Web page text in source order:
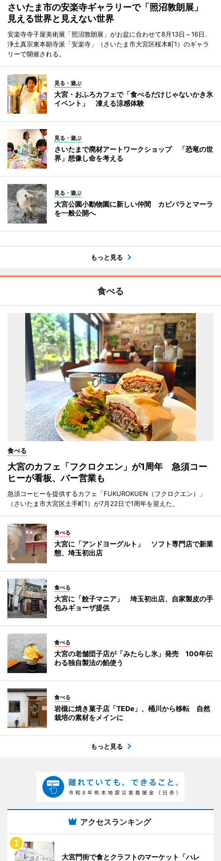
さいたま市の安楽寺ギャラリーで「照沼敦朗展」
見える世界と見えない世界
安楽寺寺子屋美術展「照沼敦朗展」がお盆に合わせて8月13日～16日、
浄土真宗東本願寺派「安楽寺」（さいたま市大宮区桜木町1）のギャラ
リーで開催される。
見る・遊ぶ
大宮・おふろカフェで「食べるだけじゃないかき氷
イベント」 凍える涼感体験
見る・遊ぶ
さいたまで廃材アートワークショップ 「恐竜の世
界」想像し命を考える
見る・遊ぶ
大宮公園小動物園に新しい仲間 カピバラとマーラ
を一般公開へ
もっと見る
食べる
食べる
大宮のカフェ「フクロクエン」が1周年 急須コー
ヒーが看板、バー営業も
急須コーヒーを提供するカフェ「FUKUROKUEN（フクロクエン）」
（さいたま市大宮区土手町1）が7月22日で1周年を迎えた。
食べる
大宮に「アンドヨーグルト」 ソフト専門店で新業
態、埼玉初出店
食べる
大宮に「餃子マニア」 埼玉初出店、自家製皮の手
包みギョーザ提供
食べる
大宮の老舗団子店が「みたらし氷」発売 100年伝
わる独自製法の餡使う
食べる
岩槻に焼き菓子店「TEDe」、桶川から移転 自然
栽培の素材をメインに
もっと見る
アクセスランキング
大宮門街で食とクラフトのマーケット「ハレ